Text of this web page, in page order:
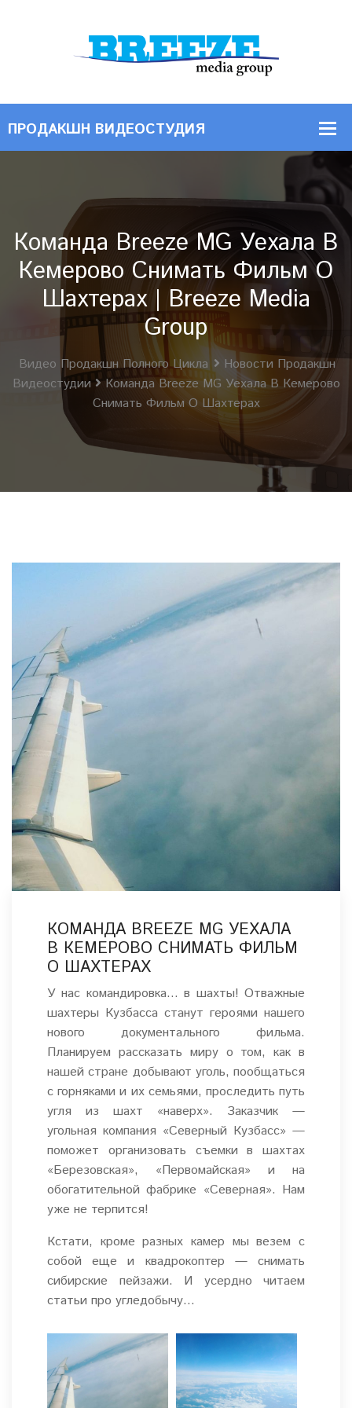
Команда Breeze MG Уехала В
Кемерово Снимать Фильм О
Шахтерах | Breeze Media
Group
Видео Продакшн Полного Цикла
Новости Продакшн
Видеостудии
Команда Breeze MG Уехала В Кемерово
Снимать Фильм О Шахтерах
КОМАНДА BREEZE MG УЕХАЛА
В КЕМЕРОВО СНИМАТЬ ФИЛЬМ
О ШАХТЕРАХ
У нас командировка… в шахты! Отважные
шахтеры Кузбасса станут героями нашего
нового документального фильма.
Планируем рассказать миру о том, как в
нашей стране добывают уголь, пообщаться
с горняками и их семьями, проследить путь
угля из шахт «наверх». Заказчик —
угольная компания «Северный Кузбасс» —
поможет организовать съемки в шахтах
«Березовская», «Первомайская» и на
обогатительной фабрике «Северная». Нам
уже не терпится!
Кстати, кроме разных камер мы везем с
собой еще и квадрокоптер — снимать
сибирские пейзажи. И усердно читаем
статьи про угледобычу…